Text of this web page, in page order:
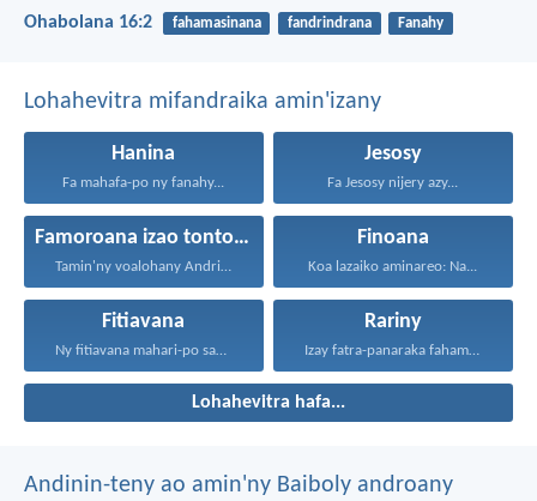
Ohabolana 16:2 fahamasinana fandrindrana Fanahy
Lohahevitra mifandraika amin'izany
Hanina
Fa mahafa-po ny fanahy...
Jesosy
Fa Jesosy nijery azy...
Famoroana izao tontolo izao
Tamin'ny voalohany Andriamanitra nahary...
Finoana
Koa lazaiko aminareo: Na...
Fitiavana
Ny fitiavana mahari-po sady...
Rariny
Izay fatra-panaraka fahamarinana sy...
Lohahevitra hafa...
Andinin-teny ao amin'ny Baiboly androany